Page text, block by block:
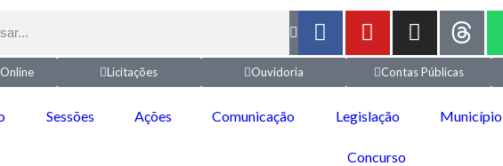
Licitações Ouvidoria Contas Públicas
Sessões Ações Comunicação Legislação Município
Concurso